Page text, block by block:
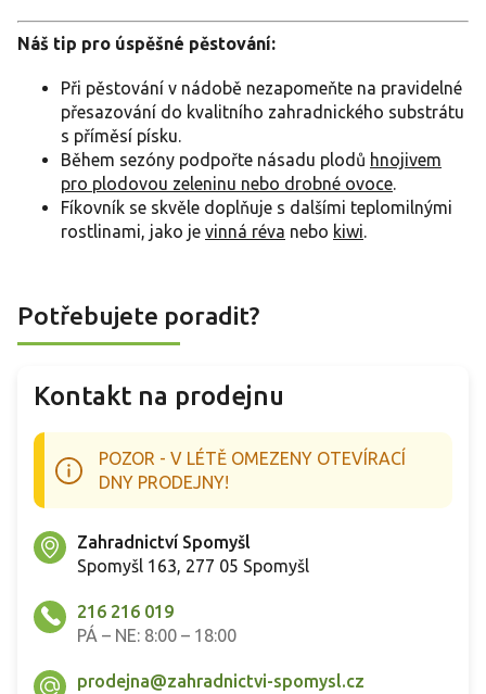
Náš tip pro úspěšné pěstování:
Při pěstování v nádobě nezapomeňte na pravidelné
přesazování do kvalitního zahradnického substrátu
s příměsí písku.
Během sezóny podpořte násadu plodů hnojivem
pro plodovou zeleninu nebo drobné ovoce.
Fíkovník se skvěle doplňuje s dalšími teplomilnými
rostlinami, jako je vinná réva nebo kiwi.
Potřebujete poradit?
Kontakt na prodejnu
POZOR - V LÉTĚ OMEZENY OTEVÍRACÍ
DNY PRODEJNY!
Zahradnictví Spomyšl
Spomyšl 163, 277 05 Spomyšl
216 216 019
PÁ – NE: 8:00 – 18:00
prodejna@zahradnictvi-spomysl.cz